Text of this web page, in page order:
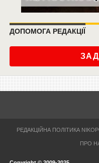
ДОПОМОГА РЕДАКЦІЇ
РЕДАКЦІЙНА ПОЛІТИКА
ПРО